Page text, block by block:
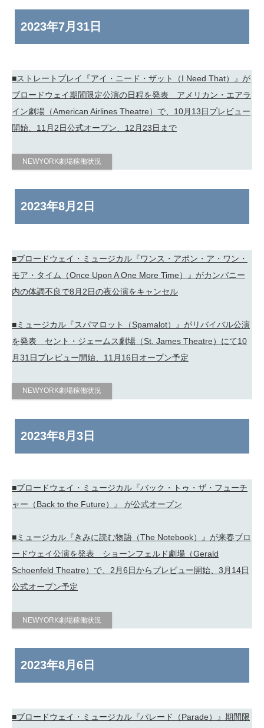
2023年7月31日
■ストレートプレイ『アイ・ニード・ザット（I Need That）』が
ブロードウェイ期間限定公演の日程を発表 アメリカン・エアラ
イン劇場（American Airlines Theatre）で、10月13日プレビュー
開始、11月2日公式オープン、12月23日まで
NEWYORK劇場稼働状況
2023年8月2日
■ブロードウェイ・ミュージカル『ワンス・アポン・ア・ワン・
モア・タイム（Once Upon A One More Time）』がカンパニー
内の体調不良で8月2日の夜公演をキャンセル
■ミュージカル『スパマロット（Spamalot）』がリバイバル公演
を発表 セント・ジェームス劇場（St. James Theatre）にて10
月31日プレビュー開始、11月16日オープン予定
NEWYORK劇場稼働状況
2023年8月3日
■ブロードウェイ・ミュージカル『バック・トゥ・ザ・フューチ
ャー（Back to the Future）』 が公式オープン
■ミュージカル『きみに読む物語（The Notebook）』が来春ブロ
ードウェイ公演を発表 ショーンフェルド劇場（Gerald
Schoenfeld Theatre）で、2月6日からプレビュー開始、3月14日
公式オープン予定
NEWYORK劇場稼働状況
2023年8月6日
■ブロードウェイ・ミュージカル『パレード（Parade）』期間限